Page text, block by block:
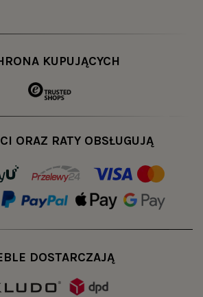
KUPUJĄCYCH
ORAZ RATY OBSŁUGUJĄ
DOSTARCZAJĄ